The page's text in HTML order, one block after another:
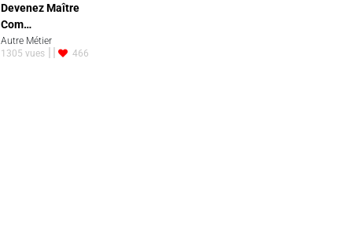
Devenez Maître
Com…
Autre Métier
1305 vues
466